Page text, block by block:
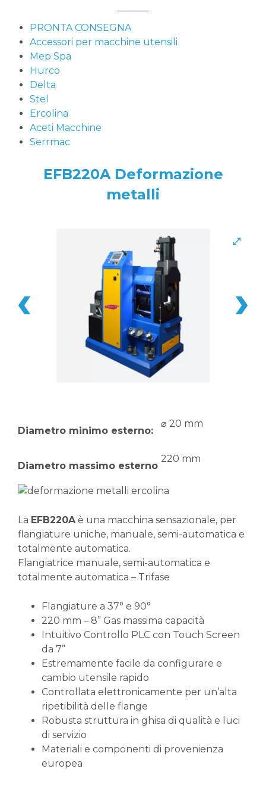
PRONTA CONSEGNA
Accessori per macchine utensili
Mep Spa
Hurco
Delta
Stel
Ercolina
Aceti Macchine
Serrmac
EFB220A Deformazione
metalli
Diametro minimo esterno:
⌀ 20 mm
Diametro massimo esterno
220 mm
La EFB220Aè una macchina sensazionale, per
flangiature uniche, manuale, semi-automatica e
totalmente automatica.
Flangiatrice manuale, semi-automatica e
totalmente automatica – Trifase
Flangiature a 37° e 90°
220 mm – 8” Gas massima capacità
Intuitivo Controllo PLC con Touch Screen
da 7”
Estremamente facile da configurare e
cambio utensile rapido
Controllata elettronicamente per un’alta
ripetibilità delle flange
Robusta struttura in ghisa di qualità e luci
di servizio
Materiali e componenti di provenienza
europea